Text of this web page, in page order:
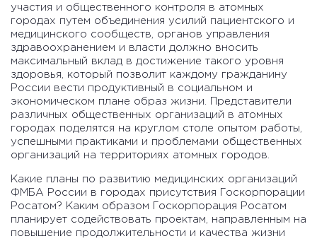
участия и общественного контроля в атомных
городах путем объединения усилий пациентского и
медицинского сообществ, органов управления
здравоохранением и власти должно вносить
максимальный вклад в достижение такого уровня
здоровья, который позволит каждому гражданину
России вести продуктивный в социальном и
экономическом плане образ жизни. Представители
различных общественных организаций в атомных
городах поделятся на круглом столе опытом работы,
успешными практиками и проблемами общественных
организаций на территориях атомных городов.
Какие планы по развитию медицинских организаций
ФМБА России в городах присутствия Госкорпорации
Росатом? Каким образом Госкорпорация Росатом
планирует содействовать проектам, направленным на
повышение продолжительности и качества жизни